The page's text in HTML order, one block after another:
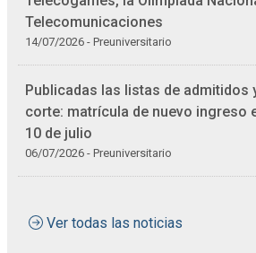
Telecomunicaciones
14/07/2026 - Preuniversitario
Publicadas las listas de admitidos
corte: matrícula de nuevo ingreso
10 de julio
06/07/2026 - Preuniversitario
Ver todas las noticias